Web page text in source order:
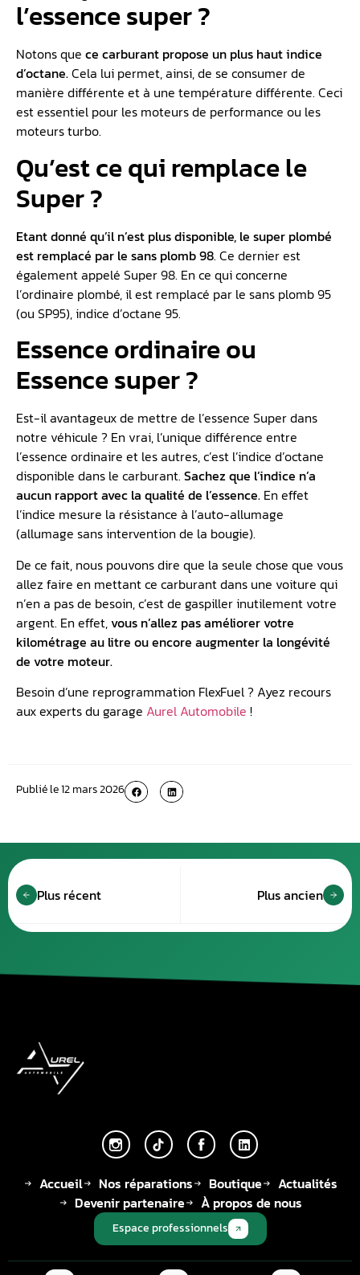
Une action détergente
Une autre anticorrosion
Et une action désémulsifiante-dispersante
De ce fait, l’essence Super Premier s’avère être plus
performante que le Sans Plomb ordinaire, et ce, grâce à
la présence de ces additifs.
Pourquoi mettre de
l’essence super ?
Notons que
ce carburant propose un plus haut indice
d’octane.Cela lui permet, ainsi, de se consumer de
manière différente et à une température différente. Ceci
est essentiel pour les moteurs de performance ou les
moteurs turbo.
Qu’est ce qui remplace le
Super ?
Etant donné qu’il n’est plus disponible, le super plombé
est remplacé par le sans plomb 98. Ce dernier est
également appelé Super 98. En ce qui concerne
l’ordinaire plombé, il est remplacé par le sans plomb 95
(ou SP95), indice d’octane 95.
Essence ordinaire ou
Essence super ?
Est-il avantageux de mettre de l’essence Super dans
notre véhicule ? En vrai, l’unique différence entre
l’essence ordinaire et les autres, c’est l’indice d’octane
disponible dans le carburant.Sachez que l’indice n’a
aucun rapport avec la qualité de l’essence. En effet
l’indice mesure la résistance à l’auto-allumage
(allumage sans intervention de la bougie).
De ce fait, nous pouvons dire que la seule chose que vous
argent. En effet,
vous n’allez pas améliorer votre
kilométrage au litre ou encore augmenter la longévité
aux experts du garage
Plus récent